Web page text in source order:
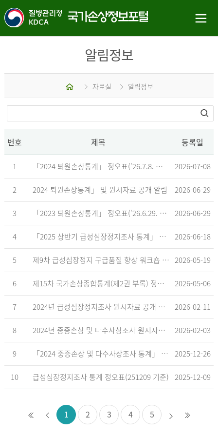
알림정보
홈 자료실 알림정보
번호 제목 등록일
1 「2024 퇴원손상통계」 정오표('26.7.8. 기준) 2026-07-08
2 2024 퇴원손상통계」 및 원시자료 공개 알림 2026-06-29
3 「2023 퇴원손상통계」 정오표('26.6.29. 기준) 2026-06-29
4 「2025 상반기 급성심장정지조사 통계」 공표 2026-06-18
5 제9차 급성심장정지 구급품질 향상 워크숍 개최 안내 2026-05-19
6 제15차 국가손상종합통계(제2권 부록) 정오표('26.5.18. 기준) 2026-05-06
7 2024년 급성심장정지조사 원시자료 공개 알림 2026-02-11
8 2024년 중증손상 및 다수사상조사 원시자료 공개 알림 2026-02-03
9 「2024 중증손상 및 다수사상조사 통계」 공표 2025-12-26
10 급성심장정지조사 통계 정오표(251209 기준) 2025-12-09
1 2 3 4 5